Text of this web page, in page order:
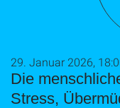
Die
Stress,
29. Januar 2026,